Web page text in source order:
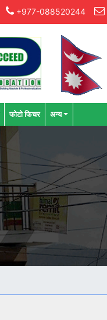
+977-088520244
फोटो फिचर अन्य